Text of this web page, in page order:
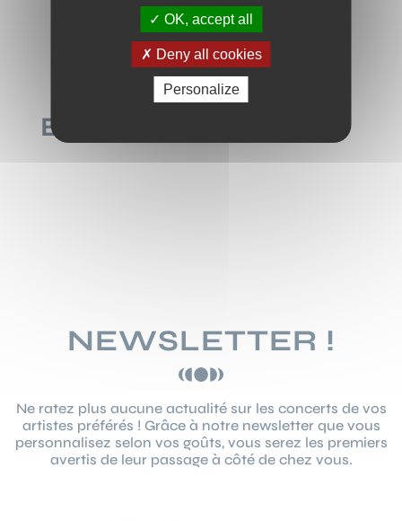
EN CONCERT
NEWSLETTER !
Ne ratez plus aucune actualité sur les concerts de vos
artistes préférés ! Grâce à notre newsletter que vous
personnalisez selon vos goûts, vous serez les premiers
avertis de leur passage à côté de chez vous.
OK, accept all
Deny all cookies
Personalize